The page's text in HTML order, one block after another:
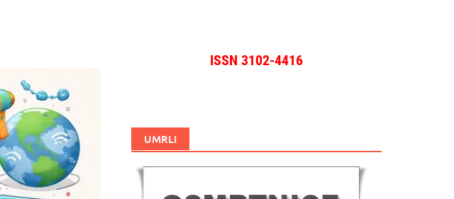
ISSN 3102-4416
UMRLI